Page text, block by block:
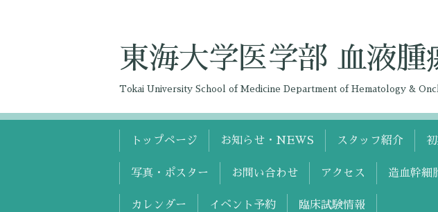
東海大学医学部 血液腫
Tokai University School of Medicine Department of Hematology &
トップページ お知らせ・NEWS スタッフ紹介
写真・ポスター お問い合わせ アクセス 造血幹細
カレンダー イベント予約 臨床試験情報